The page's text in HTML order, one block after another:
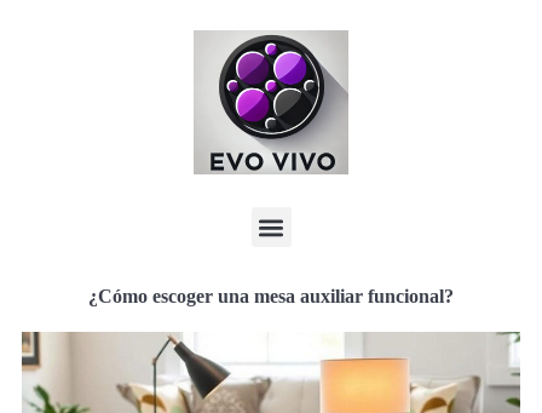
¿Cómo escoger una mesa auxiliar funcional?